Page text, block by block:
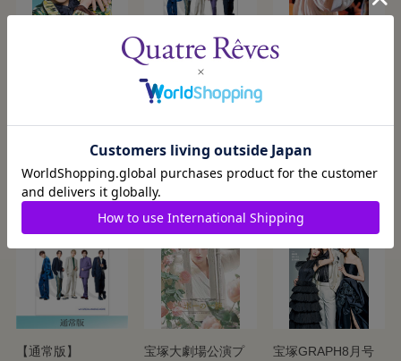
¥950
【キャトルレーヴ
オンライン限定
REVUE 2026
¥3,300
カートに入れる
¥1,300
【通常版】
宝塚大劇場公演プ
宝塚GRAPH8月号